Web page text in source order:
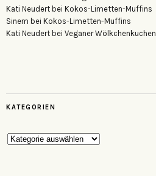
Kati Neudert bei Kokos-Limetten-Muffins
Sinem bei Kokos-Limetten-Muffins
Kati Neudert bei Veganer Wölkchenkuchen
KATEGORIEN
Kategorien